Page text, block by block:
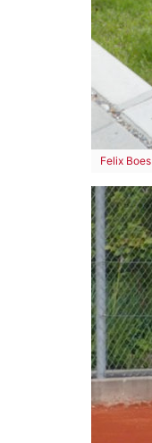
Felix Boes